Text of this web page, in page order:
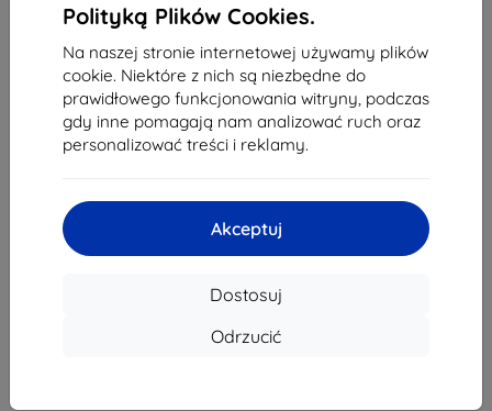
Polityką Plików Cookies.
Na naszej stronie internetowej używamy plików
cookie. Niektóre z nich są niezbędne do
prawidłowego funkcjonowania witryny, podczas
gdy inne pomagają nam analizować ruch oraz
personalizować treści i reklamy.
Akceptuj
Dostosuj
Odrzucić
1